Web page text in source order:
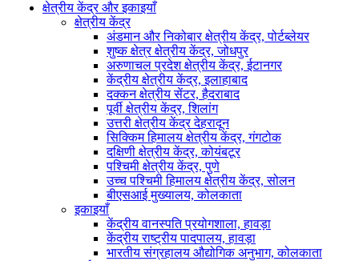
क्षेत्रीय केंद्र और इकाइयाँ
क्षेत्रीय केंद्र
अंडमान और निकोबार क्षेत्रीय केंद्र, पोर्टब्लेयर
शुष्क क्षेत्र क्षेत्रीय केंद्र, जोधपुर
अरुणाचल प्रदेश क्षेत्रीय केंद्र, ईटानगर
केंद्रीय क्षेत्रीय केंद्र, इलाहाबाद
दक्कन क्षेत्रीय सेंटर, हैदराबाद
पूर्वी क्षेत्रीय केंद्र, शिलांग
उत्तरी क्षेत्रीय केंद्र देहरादून
सिक्किम हिमालय क्षेत्रीय केंद्र, गंगटोक
दक्षिणी क्षेत्रीय केंद्र, कोयंबटूर
पश्चिमी क्षेत्रीय केंद्र, पुणे
उच्च पश्चिमी हिमालय क्षेत्रीय केंद्र, सोलन
बीएसआई मुख्यालय, कोलकाता
इकाइयाँ
केंद्रीय वानस्पति प्रयोगशाला, हावड़ा
केंद्रीय राष्ट्रीय पादपालय, हावड़ा
भारतीय संग्रहालय औद्योगिक अनुभाग, कोलकाता